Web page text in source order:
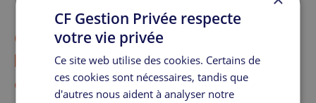
Quelles sont les conséquences et
les implications du transfert d’un
contrat d’assurance vie ?
CF Gestion Privée respecte
votre vie privée
Ce site web utilise des cookies. Certains de
ces cookies sont nécessaires, tandis que
d'autres nous aident à analyser notre